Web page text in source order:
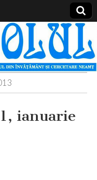
ianuarie